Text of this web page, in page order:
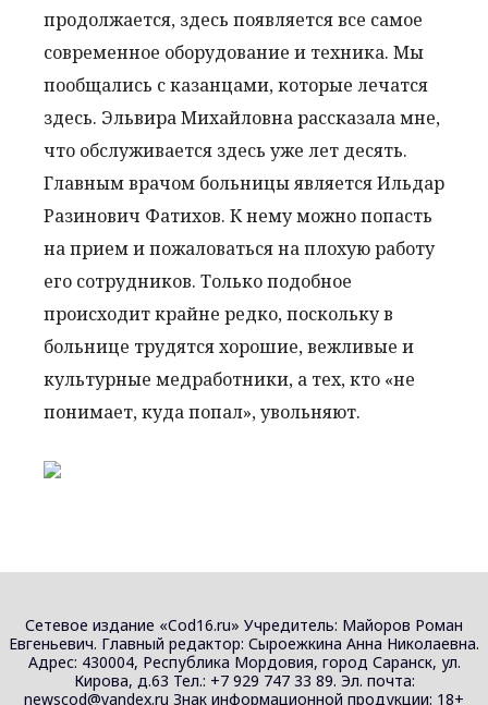
продолжается, здесь появляется все самое
современное оборудование и техника. Мы
пообщались с казанцами, которые лечатся
здесь. Эльвира Михайловна рассказала мне,
что обслуживается здесь уже лет десять.
Главным врачом больницы является Ильдар
Разинович Фатихов. К нему можно попасть
на прием и пожаловаться на плохую работу
его сотрудников. Только подобное
происходит крайне редко, поскольку в
больнице трудятся хорошие, вежливые и
культурные медработники, а тех, кто «не
понимает, куда попал», увольняют.
Сетевое издание «Cod16.ru» Учредитель: Майоров Роман
Евгеньевич. Главный редактор: Сыроежкина Анна Николаевна.
Адрес: 430004, Республика Мордовия, город Саранск, ул.
Кирова, д.63 Тел.: +7 929 747 33 89. Эл. почта:
newscod@yandex.ru Знак информационной продукции: 18+